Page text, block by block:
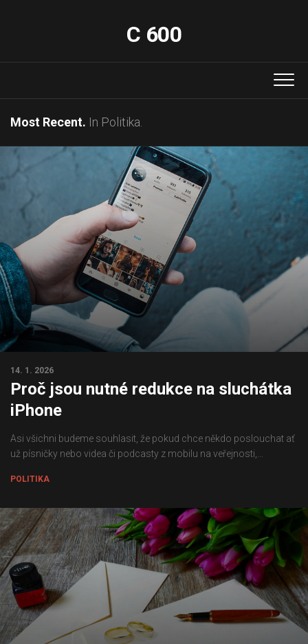
C 600
Most Recent. In Politika.
14. 1. 2026
Proč jsou nutné redukce na sluchátka
iPhone
Asi všichni budeme souhlasit, že pokud chce někdo poslouchat ať
už písničky nebo videa či podcasty z mobilu na veřejnosti,...
POLITIKA